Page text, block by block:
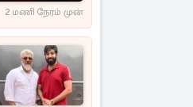
2 மணி நேரம் முன்